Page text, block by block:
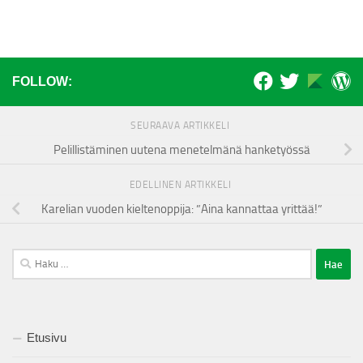
FOLLOW:
SEURAAVA ARTIKKELI
Pelillistäminen uutena menetelmänä hanketyössä
EDELLINEN ARTIKKELI
Karelian vuoden kieltenoppija: ”Aina kannattaa yrittää!”
Haku:
Etusivu